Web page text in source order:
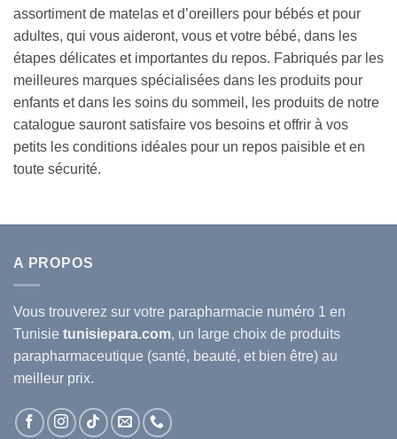
assortiment de matelas et d’oreillers pour bébés et pour
adultes, qui vous aideront, vous et votre bébé, dans les
étapes délicates et importantes du repos. Fabriqués par les
meilleures marques spécialisées dans les produits pour
enfants et dans les soins du sommeil, les produits de notre
catalogue sauront satisfaire vos besoins et offrir à vos
petits les conditions idéales pour un repos paisible et en
toute sécurité.
A PROPOS
Vous trouverez sur votre parapharmacie numéro 1 en
Tunisie tunisiepara.com, un large choix de produits
parapharmaceutique (santé, beauté, et bien être) au
meilleur prix.